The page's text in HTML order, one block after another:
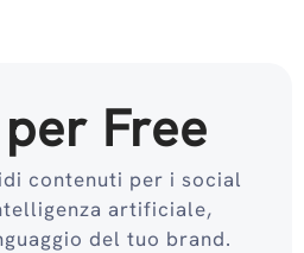
Free
contenuti per i social
artificiale,
del tuo brand.